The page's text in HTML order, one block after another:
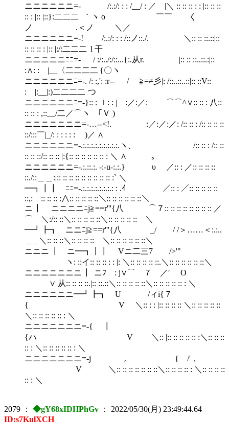
ニニニニニニ=‐ /:.:/: : : /__/ : ／ |＼ :: :: :: : : |:: :: ::
:: : |:: |::}:二二二 ｀ヽ o ￣￣ く
ノ .＜ノ ＼／
ニニニニニニ=‐! /:.:/: : : /::ノ::./. ＼:: :: ::.::|::
:: :: :: : |:: |:/:二二二 l 干
ニニニニニﾆﾆ=‐ / :/:../:/::...{:.从r. |:: :: ::..::.:|::
:∧: : |__〈二二二二 {〇ヽ
ニニニニニニﾆ=‐. /: :,': :r‐‐ / ≧=≠彡|: /::..::..::|:: ::V::
: |:__|:)二二二二 つ
ニニニニニニﾆ=‐}:: : ｌ: : | :／:／: ⌒⌒^∨:: :: : 八::
:: :: : ,::__/二／⌒ヽ ｢Ｖ )
ニニニニニニニ=‐…‐-<!. :／:／:／: /:: :: : /:: :: :: ::
::/:::￣|_/: : : : : : )／ ∧
ニニニニニニ=‐.:.:.:.:.:.:.:.:.:.ヽ、 /:: :: : /:: ::
:: :: ::/:: :: :: |:{:: :: :: :: :: :: : ＼ ∧ ｡
ニニニニニニ=‐.:.::.:. -:‐u‐:.:.} υ ／:: : ／:: :: :: ::
::./::＿＿:|:: :: :: :: :: :: :: :: :: :` ＼
━┓┃┃ ﾆﾆ=‐.:.:.:.:.:.:.:.: : .ｲ ／:: : ／:: :: :: :: ::
::,: :: :: :: :∧:: :: :: :: ::＼:: :: :: :: :: ::＼
ニ ┃ ニニニニﾆj≧==r'''{八 ⌒７:: :: :: :: :: :: :: :: ／
⌒ ＼:/:: ::＼:: :: :: :: ::＼:: :: :: :: :: ＼
━┛┣┓ ニニﾆj≧==r'''{八 _/ / /＞……＜:.:..
＿_ ＼:: :: ::＼:: :: :: :: ＼:: :: :: :: :: ::＼
ニニニ ┃ ニ━┓┃┃ Vニ二三7 />'"
ヽ: ::イ:: :: :: : : |: ＼:: :: :: :: ::.＼:: :: :: :: :: ::＼
ニニニニニニニ ┃ ニﾌ : j∨⌒ ７ ／′ O
∨ 从:: :: :: ::.|:: ::.::＼:: :: :: :: ::＼:: :: :: :: :: : ＼
ニニニニニニ━┛┣┓ U /ィi{７
{ V ＼:: : : |:: :: :: :: ＼:: :: :: :: ::
＼:: :: :: :: :: : ＼
ニニニニニニニ=‐{ ┃
{ハ V ＼:: |:: :: :: :: :: :＼:: :: ::
:: : ＼:: :: :: :: :: : ＼
ニニニニニニニ=‐j 。 { /'，
V ＼:: :: :: :: :: :: ::＼:: :: :: :: : ＼:: :: :: ::
:: : ＼
2079 ： ◆gY68xIDHPhGv ： 2022/05/30(月) 23:49:44.64
ID:s7KulXCH